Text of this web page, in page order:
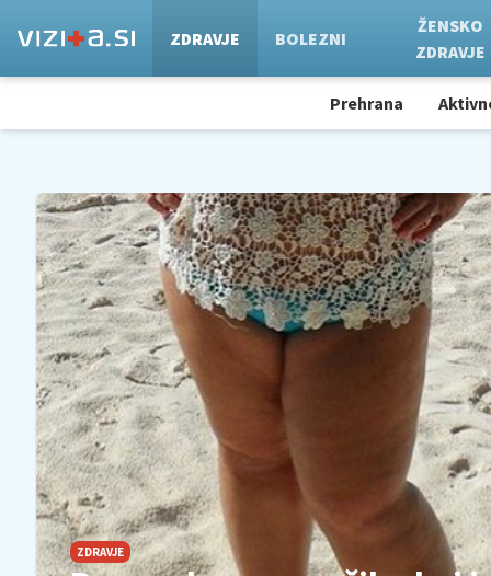
ZDRAVJE BOLEZNI
ŽENSKO
ZDRAVJE
Prehrana
ZDRAVJE